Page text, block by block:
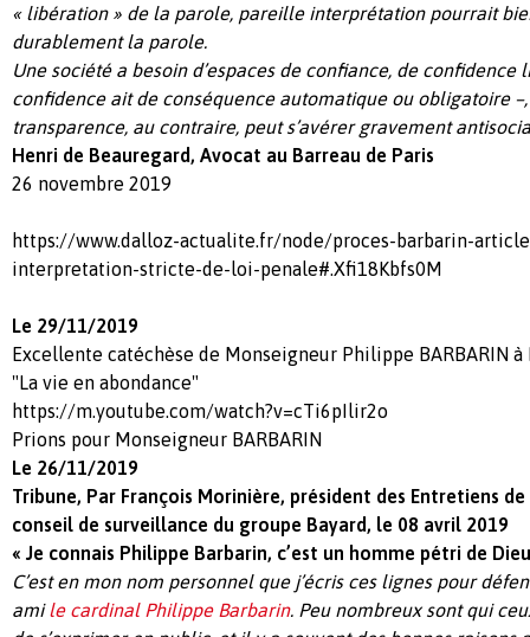
« libération » de la parole, pareille interprétation pourrait
durablement la parole.
Une société a besoin d’espaces de confiance, de confidence
confidence ait de conséquence automatique ou obligatoire
transparence, au contraire, peut s’avérer gravement
Henri de Beauregard, Avocat au Barreau de Paris
26 novembre 2019
https://www.dalloz-actualite.fr/node/proces-barbarin-
interpretation-stricte-de-loi-penale#.Xfi18Kbfs0M
Le 29/11/2019
Excellente catéchèse de Monseigneur Philippe BARBARIN à
"La vie en abondance"
https://m.youtube.com/watch?v=cTi6pIlir2o
Prions pour Monseigneur BARBARIN
Le 26/11/2019
Tribune, Par François Morinière, président des Entretiens
conseil de surveillance du groupe Bayard, le 08 avril 2019
« Je connais Philippe Barbarin, c’est un homme pétri de
C’est en mon nom personnel que j’écris ces lignes pour
amile cardinal Philippe Barbarin. Peu nombreux sont qui